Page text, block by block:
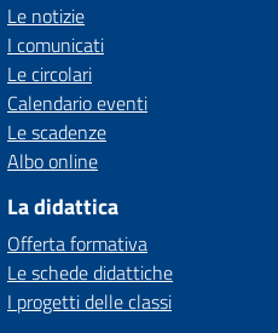
Le notizie
I comunicati
Le circolari
Calendario eventi
Le scadenze
Albo online
La didattica
Offerta formativa
Le schede didattiche
I progetti delle classi